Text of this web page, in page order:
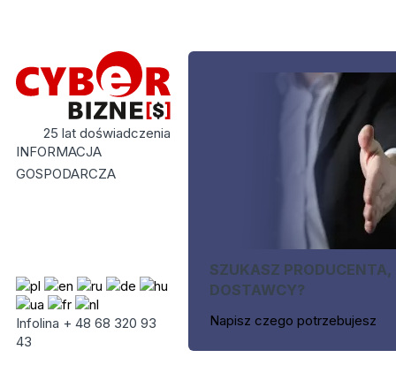
25 lat doświadczenia
INFORMACJA
GOSPODARCZA
Infolina + 48 68 320 93
43
SZUKASZ PRODUCENTA,
DOSTAWCY?
Napisz czego potrzebujesz